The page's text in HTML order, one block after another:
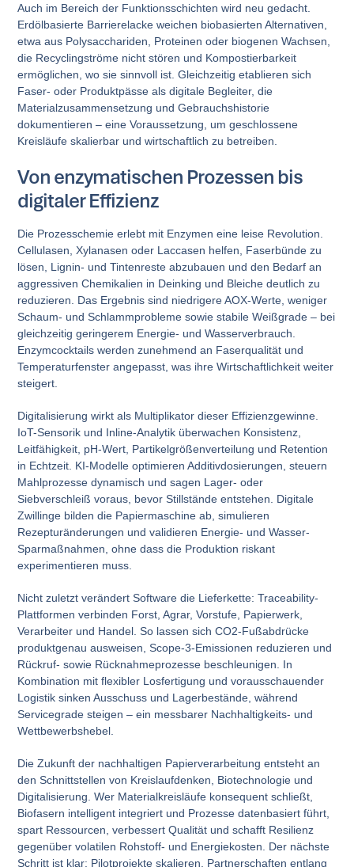
Auch im Bereich der Funktionsschichten wird neu gedacht.
Erdölbasierte Barrierelacke weichen biobasierten Alternativen,
etwa aus Polysacchariden, Proteinen oder biogenen Wachsen,
die Recyclingströme nicht stören und Kompostierbarkeit
ermöglichen, wo sie sinnvoll ist. Gleichzeitig etablieren sich
Faser- oder Produktpässe als digitale Begleiter, die
Materialzusammensetzung und Gebrauchshistorie
dokumentieren – eine Voraussetzung, um geschlossene
Kreisläufe skalierbar und wirtschaftlich zu betreiben.
Von enzymatischen Prozessen bis
digitaler Effizienz
Die Prozesschemie erlebt mit Enzymen eine leise Revolution.
Cellulasen, Xylanasen oder Laccasen helfen, Faserbünde zu
lösen, Lignin- und Tintenreste abzubauen und den Bedarf an
aggressiven Chemikalien in Deinking und Bleiche deutlich zu
reduzieren. Das Ergebnis sind niedrigere AOX-Werte, weniger
Schaum- und Schlammprobleme sowie stabile Weißgrade – bei
gleichzeitig geringerem Energie- und Wasserverbrauch.
Enzymcocktails werden zunehmend an Faserqualität und
Temperaturfenster angepasst, was ihre Wirtschaftlichkeit weiter
steigert.
Digitalisierung wirkt als Multiplikator dieser Effizienzgewinne.
IoT-Sensorik und Inline-Analytik überwachen Konsistenz,
Leitfähigkeit, pH-Wert, Partikelgrößenverteilung und Retention
in Echtzeit. KI-Modelle optimieren Additivdosierungen, steuern
Mahlprozesse dynamisch und sagen Lager- oder
Siebverschleiß voraus, bevor Stillstände entstehen. Digitale
Zwillinge bilden die Papiermaschine ab, simulieren
Rezepturänderungen und validieren Energie- und Wasser-
Sparmaßnahmen, ohne dass die Produktion riskant
experimentieren muss.
Nicht zuletzt verändert Software die Lieferkette: Traceability-
Plattformen verbinden Forst, Agrar, Vorstufe, Papierwerk,
Verarbeiter und Handel. So lassen sich CO2-Fußabdrücke
produktgenau ausweisen, Scope-3-Emissionen reduzieren und
Rückruf- sowie Rücknahmeprozesse beschleunigen. In
Kombination mit flexibler Losfertigung und vorausschauender
Logistik sinken Ausschuss und Lagerbestände, während
Servicegrade steigen – ein messbarer Nachhaltigkeits- und
Wettbewerbshebel.
Die Zukunft der nachhaltigen Papierverarbeitung entsteht an
den Schnittstellen von Kreislaufdenken, Biotechnologie und
Digitalisierung. Wer Materialkreisläufe konsequent schließt,
Biofasern intelligent integriert und Prozesse datenbasiert führt,
spart Ressourcen, verbessert Qualität und schafft Resilienz
gegenüber volatilen Rohstoff- und Energiekosten. Der nächste
Schritt ist klar: Pilotprojekte skalieren, Partnerschaften entlang